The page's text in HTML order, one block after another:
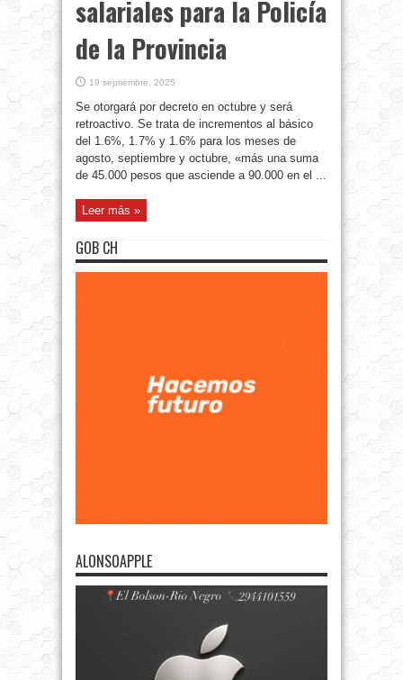
salariales para la Policía
de la Provincia
19 septiembre, 2025
Se otorgará por decreto en octubre y será
retroactivo. Se trata de incrementos al básico
del 1.6%, 1.7% y 1.6% para los meses de
agosto, septiembre y octubre, «más una suma
de 45.000 pesos que asciende a 90.000 en el ...
Leer más »
GOB CH
ALONSOAPPLE